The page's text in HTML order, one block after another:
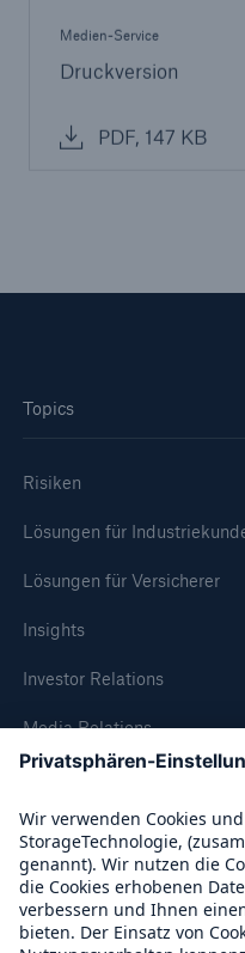
Medien-Service
Druckversion
PDF, 147 KB
Topics
Risiken
Lösungen für
Lösungen für Versicherer
Insights
Investor Relations
Media Relations
Compliance
Über Munich Re
Munich Re Weltweit
Schanghai zeigt
das erste Halbjahr 2010
Munich Re entwirft
starkes Indiz für den
Munich Re
Erste
philippinischen
Munich Re erwartet
in den nächsten 10
Prämienvolumen im
Versicherungsmarkt
Munich Re vereinbart
Group, Inc.